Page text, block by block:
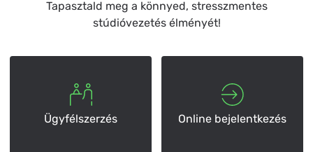
Tapasztald meg a könnyed, stresszmentes
stúdióvezetés élményét!
Ügyfélszerzés Online bejelentkezés